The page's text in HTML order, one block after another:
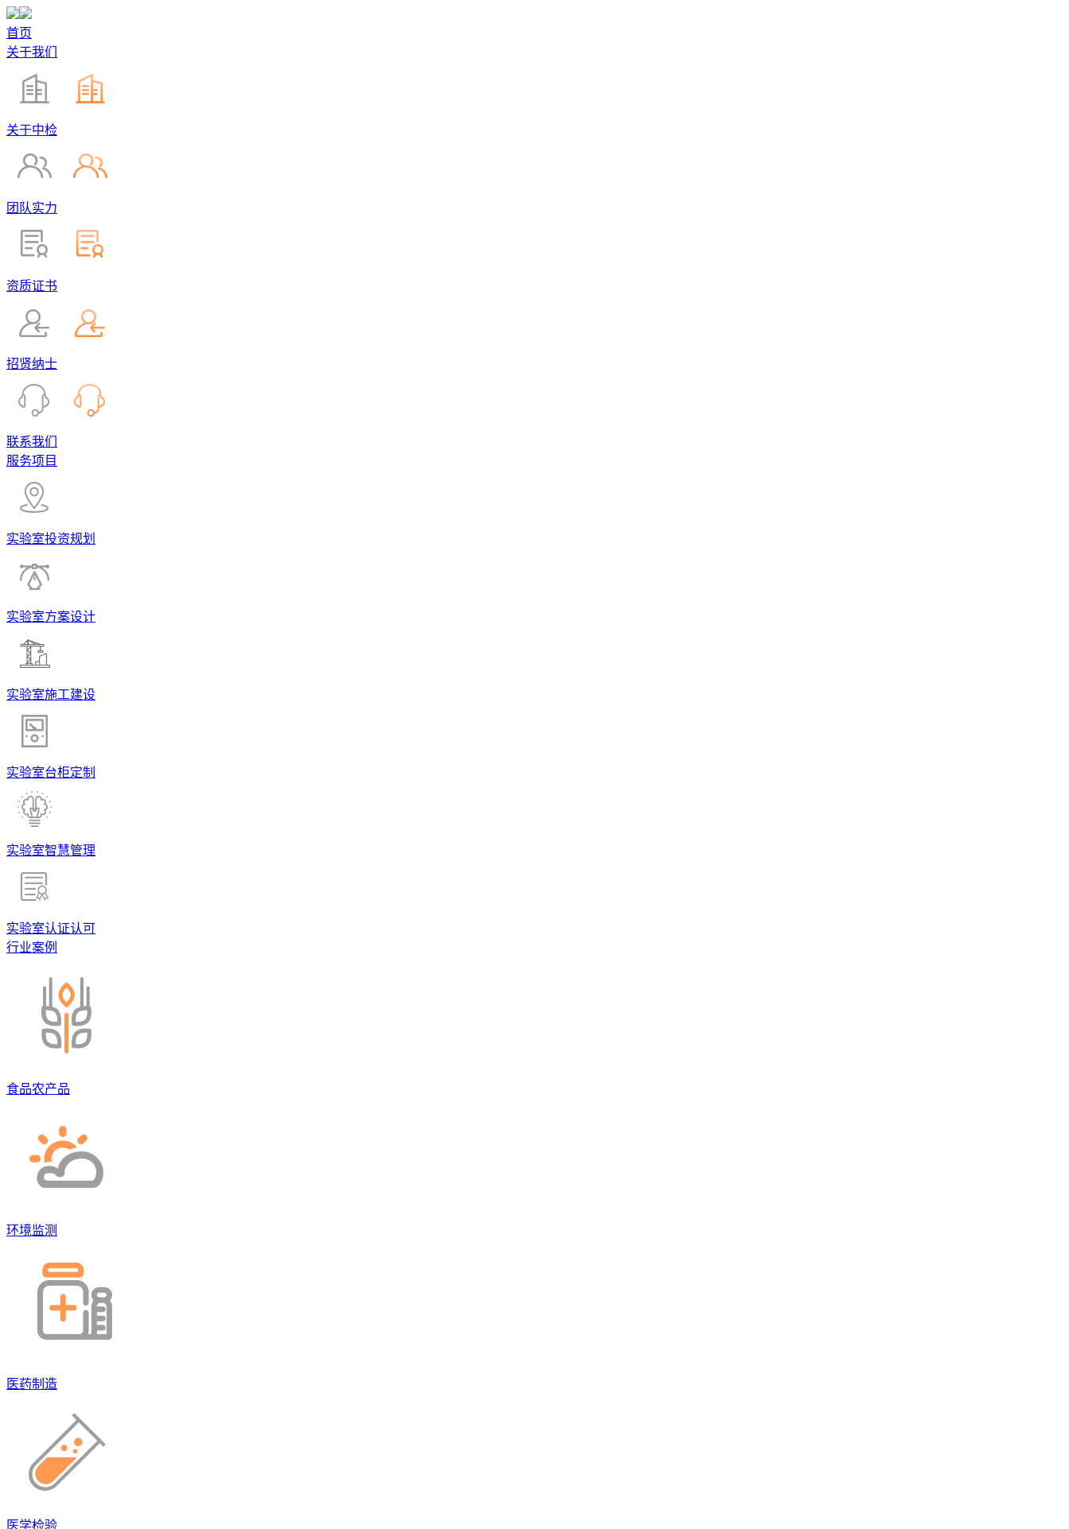
首页
关于我们
关于中检
团队实力
资质证书
招贤纳士
联系我们
服务项目
实验室投资规划
实验室方案设计
实验室施工建设
实验室台柜定制
实验室智慧管理
实验室认证认可
行业案例
食品农产品
环境监测
医药制造
医学检验